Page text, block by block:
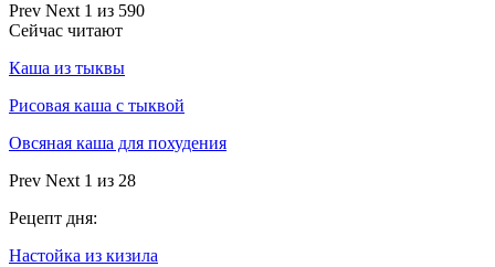
Prev Next 1 из 590
Сейчас читают
Каша из тыквы
Рисовая каша с тыквой
Овсяная каша для похудения
Prev Next 1 из 28
Рецепт дня:
Настойка из кизила